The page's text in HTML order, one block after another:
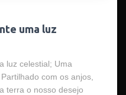
uma luz
luz celestial; Uma
com os anjos,
terra o nosso desejo